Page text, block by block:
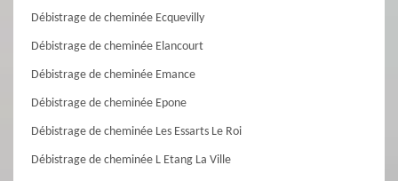
Débistrage de cheminée Ecquevilly
Débistrage de cheminée Elancourt
Débistrage de cheminée Emance
Débistrage de cheminée Epone
Débistrage de cheminée Les Essarts Le Roi
Débistrage de cheminée L Etang La Ville